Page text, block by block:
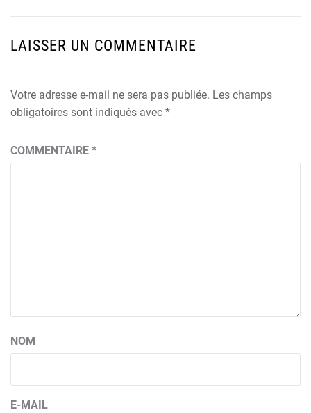
LAISSER UN COMMENTAIRE
Votre adresse e-mail ne sera pas publiée. Les champs
obligatoires sont indiqués avec *
COMMENTAIRE *
NOM
E-MAIL